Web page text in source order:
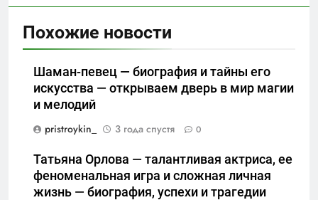
Похожие новости
Шаман-певец — биография и тайны его
искусства — открываем дверь в мир магии
и мелодий
pristroykin_
3 года спустя 0
Татьяна Орлова — талантливая актриса, ее
феноменальная игра и сложная личная
жизнь — биография, успехи и трагедии